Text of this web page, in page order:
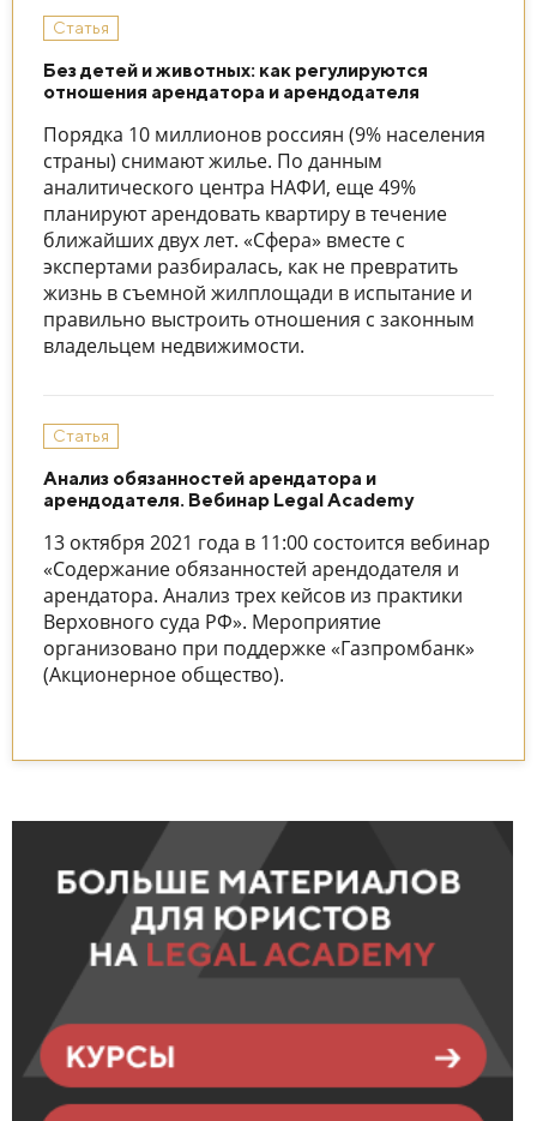
Статья
Без детей и животных: как регулируются
отношения арендатора и арендодателя
Порядка 10 миллионов россиян (9% населения
страны) снимают жилье. По данным
аналитического центра НАФИ, еще 49%
планируют арендовать квартиру в течение
ближайших двух лет. «Сфера» вместе с
экспертами разбиралась, как не превратить
жизнь в съемной жилплощади в испытание и
правильно выстроить отношения с законным
владельцем недвижимости.
Статья
Анализ обязанностей арендатора и
арендодателя. Вебинар Legal Academy
13 октября 2021 года в 11:00 состоится вебинар
«Содержание обязанностей арендодателя и
арендатора. Анализ трех кейсов из практики
Верховного суда РФ». Мероприятие
организовано при поддержке «Газпромбанк»
(Акционерное общество).